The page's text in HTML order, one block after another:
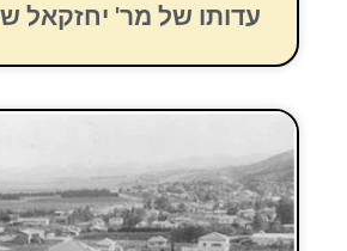
עדותו של מר' יחזקאל